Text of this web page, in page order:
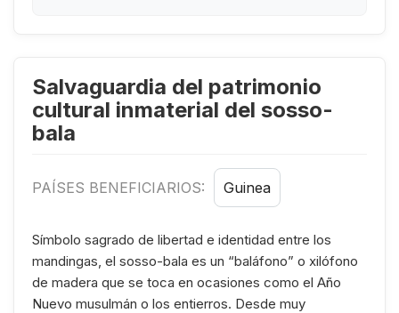
Salvaguardia del patrimonio
cultural inmaterial del sosso-
bala
PAÍSES BENEFICIARIOS: Guinea
Símbolo sagrado de libertad e identidad entre los
mandingas, el sosso-bala es un “baláfono” o xilófono
de madera que se toca en ocasiones como el Año
Nuevo musulmán o los entierros. Desde muy